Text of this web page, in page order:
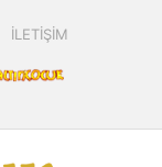
İLETİŞİM